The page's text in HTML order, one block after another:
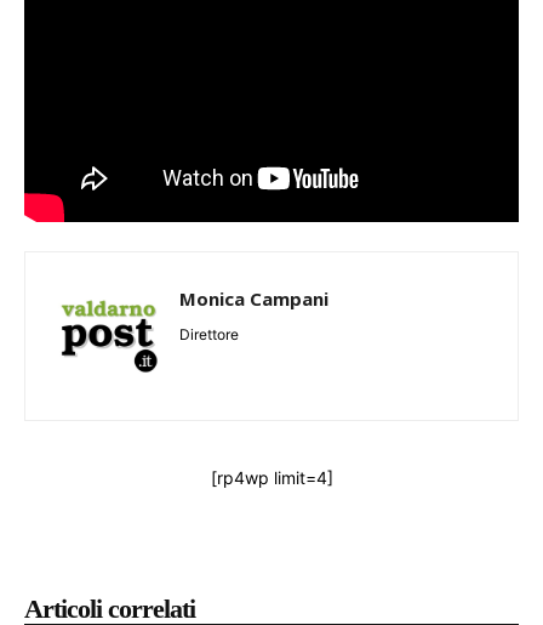
Articoli correlati
Monica Campani
Direttore
[rp4wp limit=4]